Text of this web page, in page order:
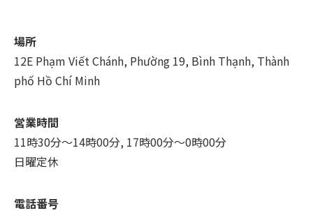
場所
12E Phạm Viết Chánh, Phường 19, Bình Thạnh, Thành
phố Hồ Chí Minh
営業時間
11時30分～14時00分, 17時00分～0時00分
日曜定休
電話番号